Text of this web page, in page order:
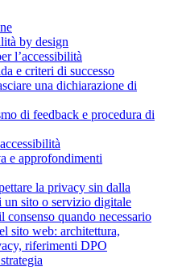
by design
l’accessibilità
e criteri di successo
una dichiarazione di
di feedback e procedura di
e approfondimenti
la privacy sin dalla
un sito o servizio digitale
consenso quando necessario
sito web: architettura,
riferimenti DPO